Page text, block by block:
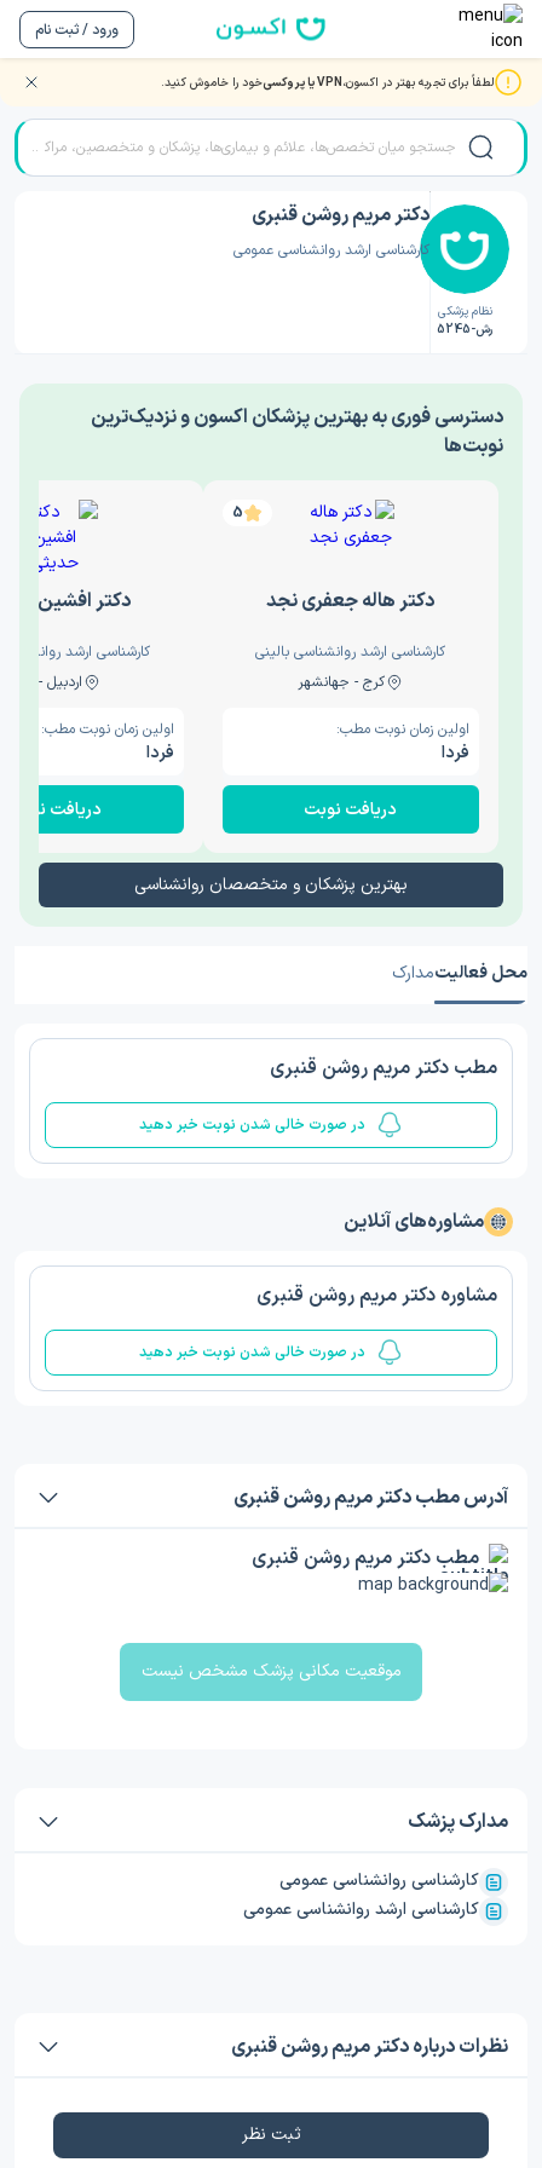
ورود / ثبت نام
لطفاً برای تجربه بهتر در اکسون،VPN یا پروکسی خود را خاموش کنید. صفحه اصلی/دکتر روانشناسی/دکتر مریم روشن قنبری
نظام پزشکی
رش-5245
دکتر مریم روشن قنبری
کارشناسی ارشد روانشناسی عمومی
‎دسترسی فوری به بهترین پزشکان اکسون و نزدیک‌ترین
نوبت‌ها
5
دکتر هاله جعفری نجد
کارشناسی ارشد روانشناسی بالینی
کرج - جهانشهر
اولین زمان نوبت مطب:
فردا
دریافت نوبت
دکتر افشین
کارشناسی ارشد
اردبیل - والی
اولین زمان نوبت مطب:
فردا
دریافت نوبت
بهترین پزشکان و متخصصان روانشناسی
محل فعالیتمدارک
مطب دکتر مریم روشن قنبری
در صورت خالی شدن نوبت خبر دهید
مشاوره‌های آنلاین
مشاوره دکتر مریم روشن قنبری
در صورت خالی شدن نوبت خبر دهید
آدرس مطب دکتر مریم روشن قنبری
مطب دکتر مریم روشن قنبری
موقعیت مکانی پزشک مشخص نیست
مدارک پزشک
کارشناسی روانشناسی عمومی
کارشناسی ارشد روانشناسی عمومی
نظرات درباره دکتر مریم روشن قنبری
ثبت نظر